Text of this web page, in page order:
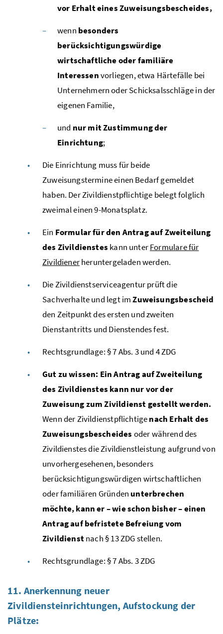
vor Erhalt eines Zuweisungsbescheides,
wenn besonders
berücksichtigungswürdige
wirtschaftliche oder familiäre
Interessenvorliegen, etwa Härtefälle bei
Unternehmern oder Schicksalsschläge in der
eigenen Familie,
und nur mit Zustimmung der
Einrichtung;
Die Einrichtung muss für beide
Zuweisungstermine einen Bedarf gemeldet
haben. Der Zivildienstpflichtige belegt folglich
zweimal einen 9-Monatsplatz.
Ein Formular für den Antrag auf Zweiteilung
des Zivildienstes kann unterFormulare für
Zivildienerheruntergeladen werden.
Die Zivildienstserviceagentur prüft die
Sachverhalte und legt imZuweisungsbescheid
den Zeitpunkt des ersten und zweiten
Dienstantritts und Dienstendes fest.
Rechtsgrundlage: § 7Abs. 3 und 4ZDG
Gut zu wissen: Ein Antrag auf Zweiteilung
des Zivildienstes kann nur vor der
Zuweisung zum Zivildienst gestellt werden.
Wenn der Zivildienstpflichtigenach Erhalt des
Zuweisungsbescheides oder während des
Zivildienstes die Zivildienstleistung aufgrund von
unvorhergesehenen, besonders
berücksichtigungswürdigen wirtschaftlichen
oder familiären Gründen unterbrechen
möchte,kann er –wie schon bisher – einen
Antrag auf befristete Befreiungvom
Zivildienstnach § 13 ZDG stellen.
Rechtsgrundlage: § 7Abs. 3ZDG
11. Anerkennung neuer
Zivildiensteinrichtungen, Aufstockung der
Plätze: